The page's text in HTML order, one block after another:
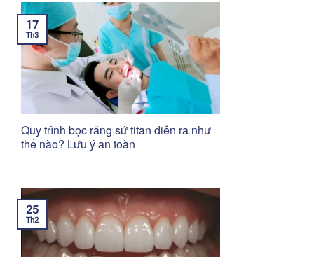
Quy trình bọc răng sứ titan diễn ra như
thế nào? Lưu ý an toàn
17
Th3
25
Th2